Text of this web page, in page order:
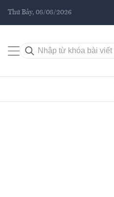
Thứ Bảy, 08/08/2026